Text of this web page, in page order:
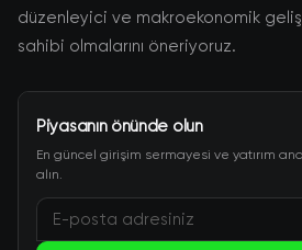
düzenleyici ve makroekonomik
sahibi olmalarını öneriyoruz.
Piyasanın önünde olun
En güncel girişim sermayesi ve yatırım
alın.